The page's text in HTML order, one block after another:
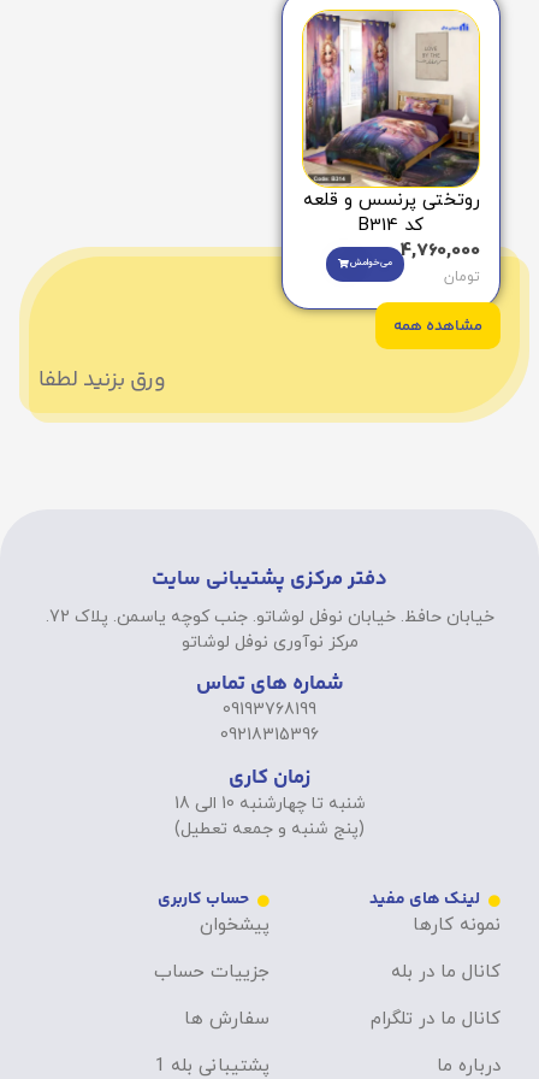
روتختی پرنسس و قلعه
کد B314
4,760,000
تومان
می‌خوامش
مشاهده همه
ورق بزنید لطفا
دفتر مرکزی پشتیبانی سایت
خیابان حافظ. خیابان نوفل لوشاتو. جنب کوچه یاسمن. پلاک 72.
مرکز نوآوری نوفل لوشاتو
شماره های تماس
09193768199
09218315396
زمان کاری
شنبه تا چهارشنبه 10 الی 18
(پنج شنبه و جمعه تعطیل)
لینک های مفید
نمونه کارها
کانال ما در بله
کانال ما در تلگرام
درباره ما
حساب کاربری
پیشخوان
جزییات حساب
سفارش ها
پشتیبانی بله 1